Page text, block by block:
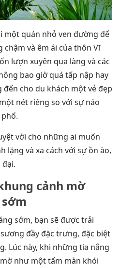
một quán nhỏ ven đường để
và êm ái của thôn Vĩ
lượn xuyên qua làng và các
bao giờ quá tấp nập hay
đến cho du khách một vẻ đẹp
nét riêng so với sự náo
vời cho những ai muốn
lặng và xa cách với sự ồn ào,
cảnh mờ
sớm, bạn sẽ được trải
đầy đặc trưng, đặc biệt
Lúc này, khi những tia nắng
như một tấm màn khói